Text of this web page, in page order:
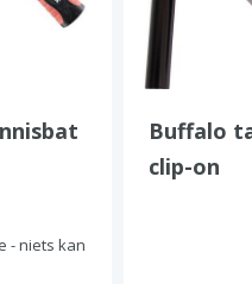
- niets kan
Buffalo
clip-on